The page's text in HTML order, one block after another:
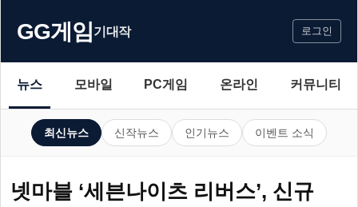
GG게임기대작 로그인
뉴스 모바일 PC게임 온라인 커뮤니티
최신뉴스 신작뉴스 인기뉴스 이벤트 소식
넷마블 ‘세븐나이츠 리버스’, 신규